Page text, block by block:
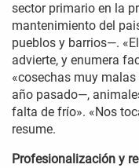
sector primario en la
mantenimiento del
pueblos y barrios—.
advierte, y enumera
«cosechas muy
año pasado—,
falta de frío». «Nos
resume.
Profesionalización y